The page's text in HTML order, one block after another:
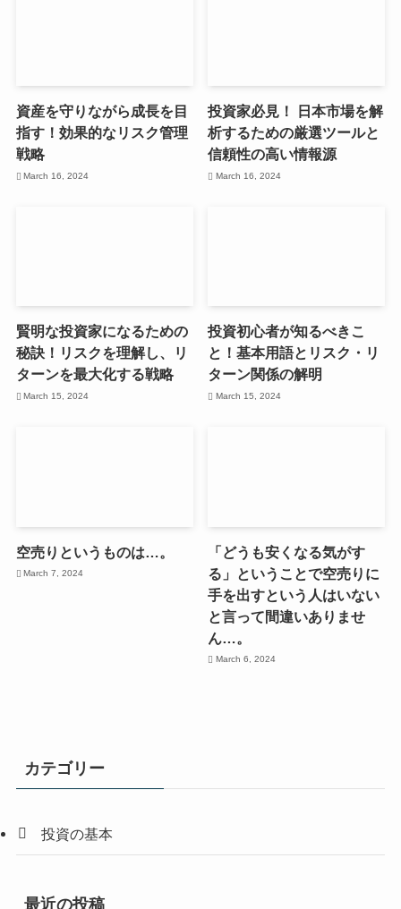
資産を守りながら成長を目
指す！効果的なリスク管理
戦略
March 16, 2024
投資家必見！ 日本市場を解
析するための厳選ツールと
信頼性の高い情報源
March 16, 2024
賢明な投資家になるための
秘訣！リスクを理解し、リ
ターンを最大化する戦略
March 15, 2024
投資初心者が知るべきこ
と！基本用語とリスク・リ
ターン関係の解明
March 15, 2024
空売りというものは…。
March 7, 2024
「どうも安くなる気がす
る」ということで空売りに
手を出すという人はいない
と言って間違いありませ
ん…。
March 6, 2024
カテゴリー
投資の基本
最近の投稿